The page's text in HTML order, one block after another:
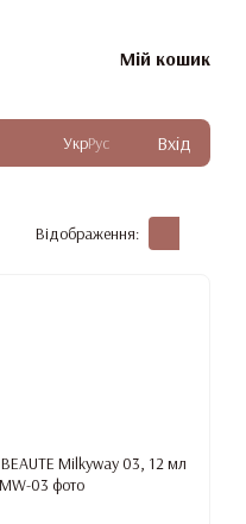
Мій кошик
УкрРус Вхід
Відображення: